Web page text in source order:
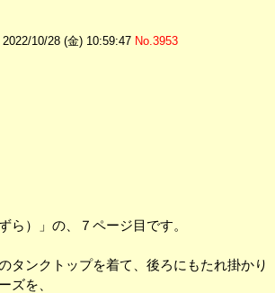
2022/10/28 (金) 10:59:47 No.3953
ら）」の、７ページ目です。
タンクトップを着て、後ろにもたれ掛かり
ズを、